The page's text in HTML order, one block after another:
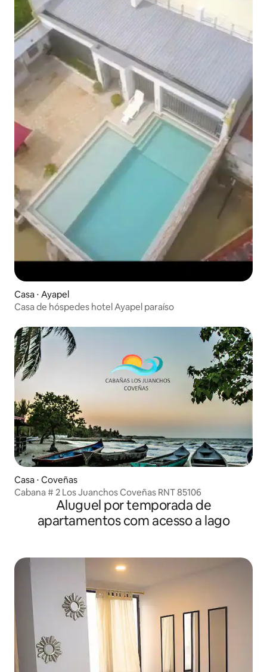
Casa ⋅ Ayapel
Casa de hóspedes hotel Ayapel paraíso
Casa ⋅ Coveñas
Cabana # 2 Los Juanchos Coveñas RNT 85106
Aluguel por temporada de
apartamentos com acesso a lago